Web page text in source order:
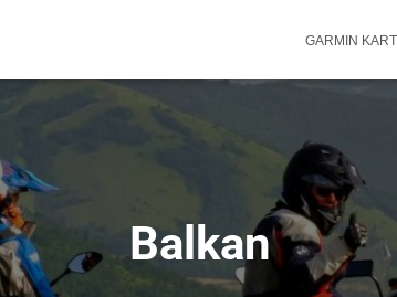
GARMIN
Balkan